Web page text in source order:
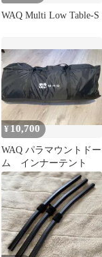
WAQ Multi Low Table-S
¥10,700
WAQ パラマウントドー
ム インナーテント